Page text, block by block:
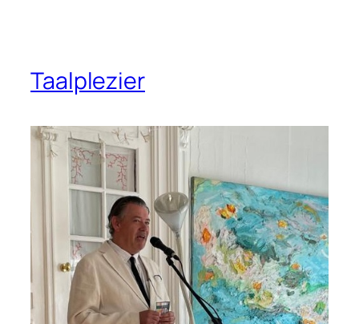
Taalplezier